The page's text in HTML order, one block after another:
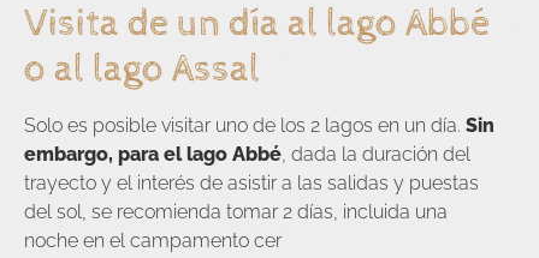
Visita de un día al lago Abbé
o al lago Assal
Solo es posible visitar uno de los 2 lagos en un día. Sin
embargo, para el lago Abbé, dada la duración del
trayecto y el interés de asistir a las salidas y puestas
del sol, se recomienda tomar 2 días, incluida una
noche en el campamento cer